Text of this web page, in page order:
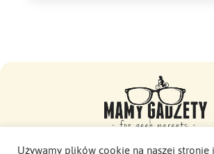
Używamy plików cookie na naszej stronie